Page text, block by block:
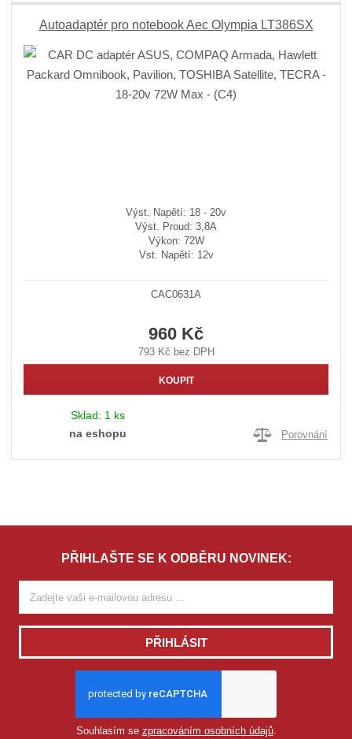
Autoadaptér pro notebook Aec Olympia LT386SX
Výst. Napětí: 18 - 20v
Výst. Proud: 3,8A
Výkon: 72W
Vst. Napětí: 12v
CAC0631A
960 Kč
793 Kč bez DPH
KOUPIT
Sklad: 1 ks
na eshopu
Porovnání
PŘIHLAŠTE SE K ODBĚRU NOVINEK:
PŘIHLÁSIT
Souhlasím se zpracováním osobních údajů.